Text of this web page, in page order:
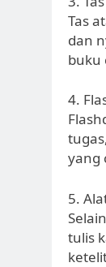
Tas
dan
buku
4.
yang
5.
tulis